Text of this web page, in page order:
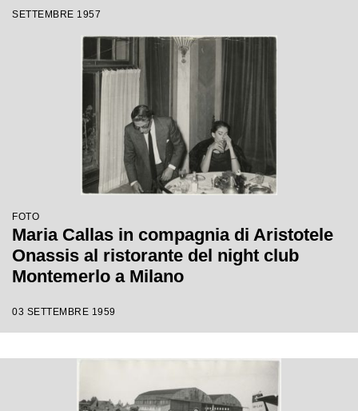
SETTEMBRE 1957
FOTO
Maria Callas in compagnia di Aristotele
Onassis al ristorante del night club
Montemerlo a Milano
03 SETTEMBRE 1959